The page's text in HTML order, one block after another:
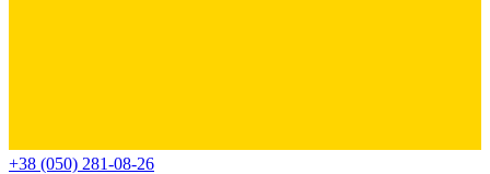
+38 (050) 281-08-26